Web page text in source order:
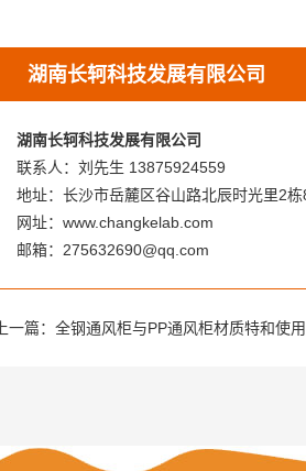
湖南长轲科技发展有限公司
湖南长轲科技发展有限公司
联系人：刘先生 13875924559
地址：长沙市岳麓区谷山路北辰时光里2栋
网址：www.changkelab.com
邮箱：275632690@qq.com
上一篇： 全钢通风柜与PP通风柜材质特和使